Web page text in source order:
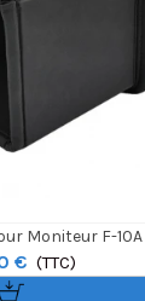
Moniteur F-10A
€ (TTC)